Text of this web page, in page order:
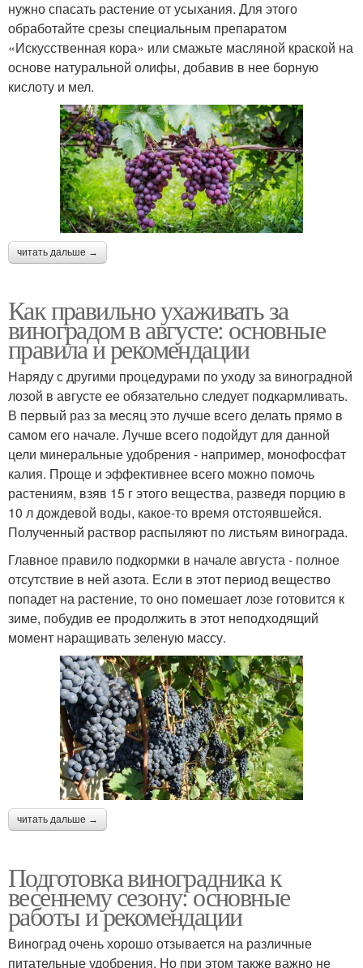
нужно спасать растение от усыхания. Для этого
обработайте срезы специальным препаратом
«Искусственная кора» или смажьте масляной краской на
основе натуральной олифы, добавив в нее борную
кислоту и мел.
читать дальше →
Как правильно ухаживать за
виноградом в августе: основные
правила и рекомендации
Наряду с другими процедурами по уходу за виноградной
лозой в августе ее обязательно следует подкармливать.
В первый раз за месяц это лучше всего делать прямо в
самом его начале. Лучше всего подойдут для данной
цели минеральные удобрения - например, монофосфат
калия. Проще и эффективнее всего можно помочь
растениям, взяв 15 г этого вещества, разведя порцию в
10 л дождевой воды, какое-то время отстоявшейся.
Полученный раствор распыляют по листьям винограда.
Главное правило подкормки в начале августа - полное
отсутствие в ней азота. Если в этот период вещество
попадет на растение, то оно помешает лозе готовится к
зиме, побудив ее продолжить в этот неподходящий
момент наращивать зеленую массу.
читать дальше →
Подготовка виноградника к
весеннему сезону: основные
работы и рекомендации
Виноград очень хорошо отзывается на различные
питательные удобрения. Но при этом также важно не